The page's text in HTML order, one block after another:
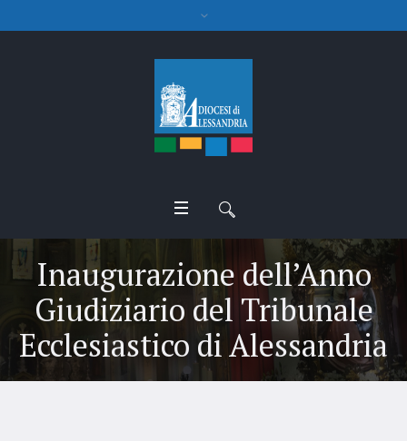
Inaugurazione dell’Anno
Giudiziario del Tribunale
Ecclesiastico di Alessandria